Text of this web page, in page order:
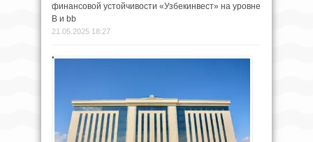
финансовой устойчивости «Узбекинвест» на уровне
B и bb
21.05.2025 18:27